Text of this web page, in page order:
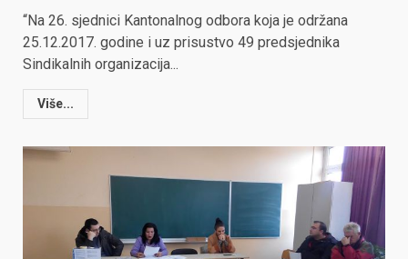
“Na 26. sjednici Kantonalnog odbora koja je održana
25.12.2017. godine i uz prisustvo 49 predsjednika
Sindikalnih organizacija...
Više...